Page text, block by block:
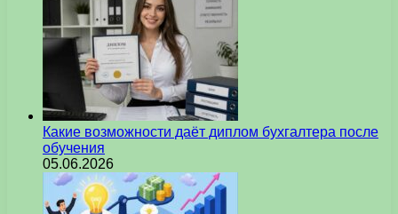
Какие возможности даёт диплом бухгалтера после
обучения
05.06.2026